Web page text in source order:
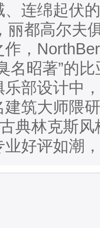
连绵起伏
丽都高尔夫
，
名昭著”的
部设计中
筑大师隈
典林克斯
好评如潮